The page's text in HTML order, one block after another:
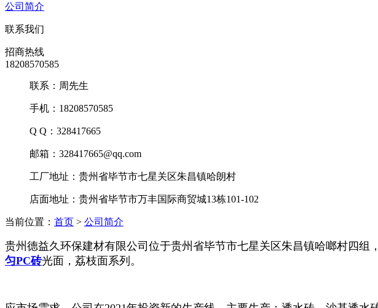
公司简介
联系我们
招商热线
18208570585
联系：周先生
手机：18208570585
Q Q：328417665
邮箱：328417665@qq.com
工厂地址：贵州省毕节市七星关区朱昌镇哈朗村
店面地址：贵州省毕节市万丰国际商贸城13栋101-102
当前位置： 首页 > 公司简介
贵州德益久环保建材有限公司位于贵州省毕节市七星关区朱昌镇哈啷村四
匀PC砖光面，荔枝面系列。